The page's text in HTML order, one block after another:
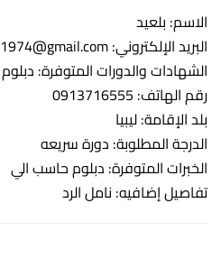
الاسم: بلعيد
البريد الإلكتروني:
الشهادات والدورات المتوفرة: دبلوم
رقم الهاتف: 0913716555
بلد الإقامة: ليبيا
الدرجة المطلوبة: دورة سريعه
الخبرات المتوفرة: دبلوم حاسب الي
تفاصيل إضافيه: نامل الرد